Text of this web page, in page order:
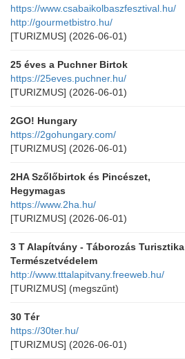
https://www.csabaikolbaszfesztival.hu/
http://gourmetbistro.hu/
[TURIZMUS] (2026-06-01)
25 éves a Puchner Birtok
https://25eves.puchner.hu/
[TURIZMUS] (2026-06-01)
2GO! Hungary
https://2gohungary.com/
[TURIZMUS] (2026-06-01)
2HA Szőlőbirtok és Pincészet,
Hegymagas
https://www.2ha.hu/
[TURIZMUS] (2026-06-01)
3 T Alapítvány - Táborozás Turisztika
Természetvédelem
http://www.tttalapitvany.freeweb.hu/
[TURIZMUS] (megszűnt)
30 Tér
https://30ter.hu/
[TURIZMUS] (2026-06-01)